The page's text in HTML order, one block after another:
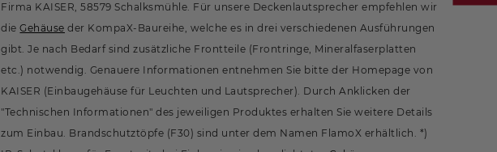
Firma KAISER, 58579 Schalksmühle. Für unsere Deckenlautsprecher empfehlen wir
dieGehäuse der KompaX-Baureihe, welche es in drei verschiedenen Ausführungen
gibt. Je nach Bedarf sind zusätzliche Frontteile (Frontringe, Mineralfaserplatten
etc.) notwendig. Genauere Informationen entnehmen Sie bitte der Homepage von
KAISER (Einbaugehäuse für Leuchten und Lautsprecher). Durch Anklicken der
"Technischen Informationen" des jeweiligen Produktes erhalten Sie weitere Details
zum Einbau. Brandschutztöpfe (F30) sind unter dem Namen FlamoX erhältlich. *)